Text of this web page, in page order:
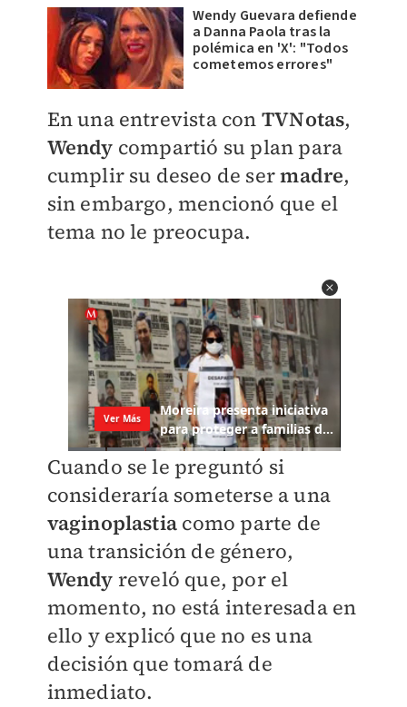
Wendy Guevara defiende
a Danna Paola tras la
polémica en 'X': "Todos
cometemos errores"
En una entrevista con TVNotas,
Wendy compartió su plan para
cumplir su deseo de sermadre,
sin embargo, mencionó que el
tema no le preocupa.
Cuando se le preguntó si
consideraría someterse a una
vaginoplastia como parte de
una transición de género,
Wendy reveló que, por el
momento, no está interesada en
ello y explicó que no es una
decisión que tomará de
inmediato.